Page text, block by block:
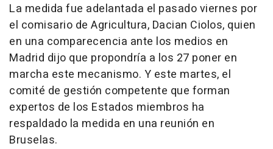
La medida fue adelantada el pasado viernes por
el comisario de Agricultura, Dacian Ciolos, quien
en una comparecencia ante los medios en
Madrid dijo que propondría a los 27 poner en
marcha este mecanismo. Y este martes, el
comité de gestión competente que forman
expertos de los Estados miembros ha
respaldado la medida en una reunión en
Bruselas.